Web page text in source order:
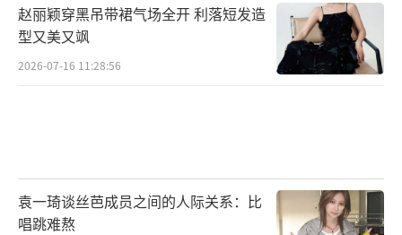
赵丽颖穿黑吊带裙气场全开 利落短发造
型又美又飒
2026-07-16 11:28:56
袁一琦谈丝芭成员之间的人际关系：比
唱跳难熬